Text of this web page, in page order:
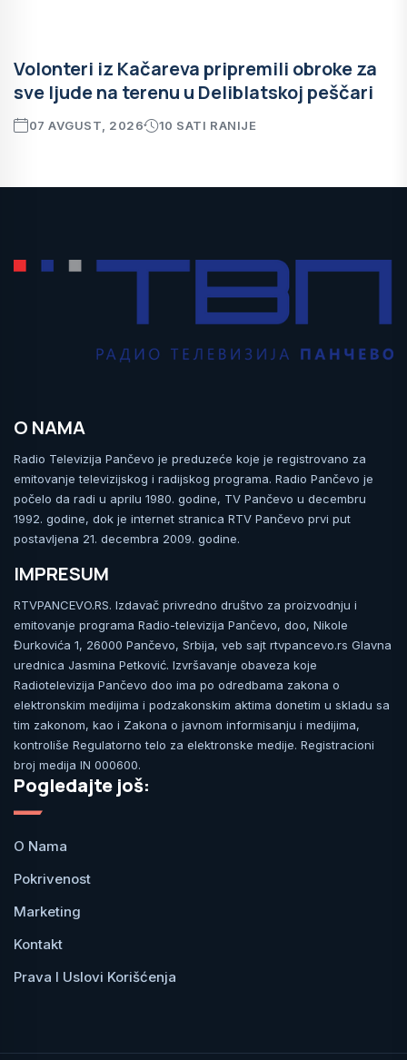
Volonteri iz Kačareva pripremili obroke za
sve ljude na terenu u Deliblatskoj peščari
07 AVGUST, 2026 10 SATI RANIJE
O NAMA
Radio Televizija Pančevo je preduzeće koje je registrovano za
emitovanje televizijskog i radijskog programa. Radio Pančevo je
počelo da radi u aprilu 1980. godine, TV Pančevo u decembru
1992. godine, dok je internet stranica RTV Pančevo prvi put
postavljena 21. decembra 2009. godine.
IMPRESUM
RTVPANCEVO.RS. Izdavač privredno društvo za proizvodnju i
emitovanje programa Radio-televizija Pančevo, doo, Nikole
Đurkovića 1, 26000 Pančevo, Srbija, veb sajt rtvpancevo.rs Glavna
urednica Jasmina Petković. Izvršavanje obaveza koje
Radiotelevizija Pančevo doo ima po odredbama zakona o
elektronskim medijima i podzakonskim aktima donetim u skladu sa
tim zakonom, kao i Zakona o javnom informisanju i medijima,
kontroliše Regulatorno telo za elektronske medije. Registracioni
broj medija IN 000600.
Pogledajte još:
O Nama
Pokrivenost
Marketing
Kontakt
Prava I Uslovi Korišćenja